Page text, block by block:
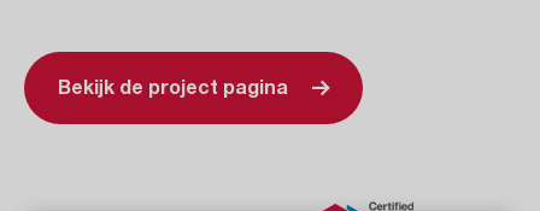
Bekijk de project pagina